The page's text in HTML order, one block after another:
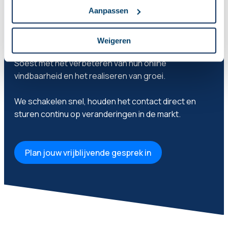
Aanpassen
Weigeren
dat verschillende markten, doelgroepen en regio’s
om een andere aanpak vragen.
Vanuit Amersfoort helpen we dagelijks bedrijven uit
Soest met het verbeteren van hun online
vindbaarheid en het realiseren van groei.
We schakelen snel, houden het contact direct en
sturen continu op veranderingen in de markt.
Plan jouw vrijblijvende gesprek in